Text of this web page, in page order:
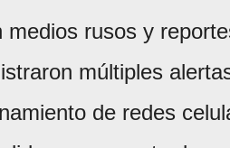
medios rusos y
múltiples
de redes